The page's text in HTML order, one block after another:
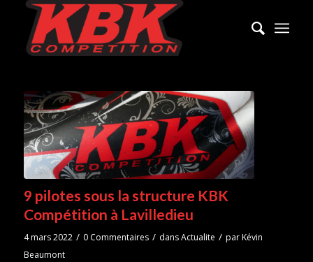
9 pilotes sous la structure KBK
Compétition à Lavilledieu
4 mars 2022 / 0 Commentaires / dansActualite / parKévin
Beaumont